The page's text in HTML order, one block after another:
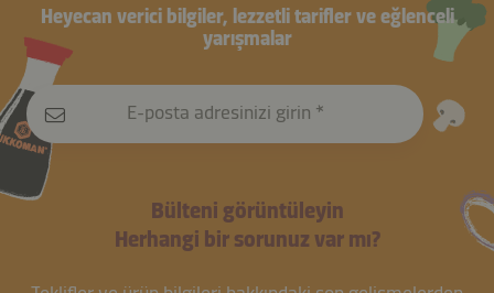
Heyecan verici bilgiler, lezzetli tarifler ve eğlenceli
yarışmalar
E-posta adresinizi girin
Bülteni görüntüleyin
Herhangi bir sorunuz var mı?